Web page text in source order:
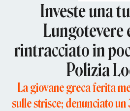
Investe una
Lungotevere
rintracciato in
Polizia
La giovane greca ferita
sulle strisce; denunciato